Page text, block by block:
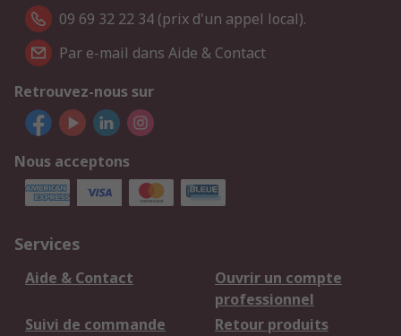
09 69 32 22 34 (prix d'un appel local).
Par e-mail dans Aide & Contact
Retrouvez-nous sur
Nous acceptons
Services
Aide & Contact
Ouvrir un compte
professionnel
Suivi de commande
Retour produits